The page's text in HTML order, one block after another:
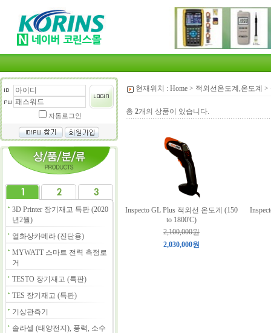
자동로그인
3D Printer 장기재고 특판 (2020
년2월)
열화상카메라 (진단용)
MYWATT 스마트 전력 측정로
거
TESTO 장기재고 (특판)
TES 장기재고 (특판)
기상관측기
솔라셀 (태양전지), 풍력, 소수
현재위치 : Home > 적외선온도계,온도계 >
총 2개의 상품이 있습니다.
Inspecto GL Plus 적외선 온도계 (150
to 1800'C)
2,100,000원
2,030,000원